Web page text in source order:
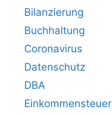
Bilanzierung
Buchhaltung
Coronavirus
Datenschutz
DBA
Einkommensteuer